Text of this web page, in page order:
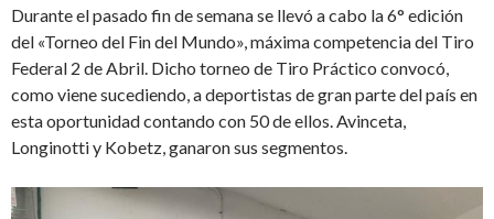
Durante el pasado fin de semana se llevó a cabo la 6° edición
del «Torneo del Fin del Mundo», máxima competencia del Tiro
Federal 2 de Abril. Dicho torneo de Tiro Práctico convocó,
como viene sucediendo, a deportistas de gran parte del país en
esta oportunidad contando con 50 de ellos. Avinceta,
Longinotti y Kobetz, ganaron sus segmentos.